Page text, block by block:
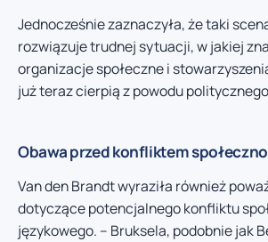
Jednocześnie zaznaczyła, że taki
rozwiązuje trudnej sytuacji, w jakiej
organizacje społeczne i
już teraz cierpią z powodu
Obawa przed konfliktem
Van den Brandt wyraziła również
dotyczące potencjalnego konfliktu
językowego. – Bruksela, podobnie jak